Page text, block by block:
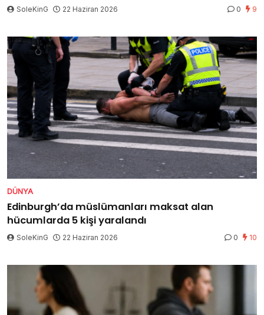
SoleKinG 22 Haziran 2026 0 9
DÜNYA
Edinburgh’da müslümanları maksat alan
hücumlarda 5 kişi yaralandı
SoleKinG 22 Haziran 2026 0 10